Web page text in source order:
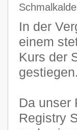
In der
einem
Kurs der
gestiegen.
Da unser
Registry